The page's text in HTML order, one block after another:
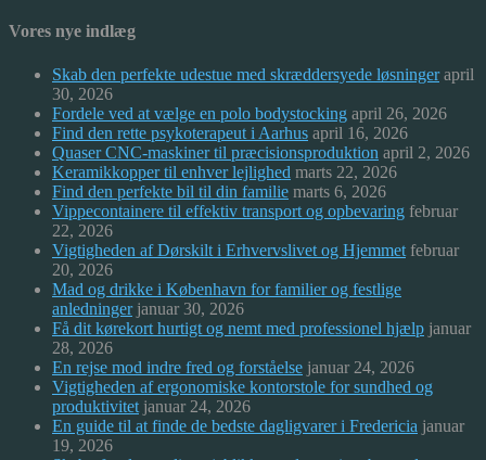
Vores nye indlæg
Skab den perfekte udestue med skræddersyede løsninger april
30, 2026
Fordele ved at vælge en polo bodystocking april 26, 2026
Find den rette psykoterapeut i Aarhus april 16, 2026
Quaser CNC-maskiner til præcisionsproduktion april 2, 2026
Keramikkopper til enhver lejlighed marts 22, 2026
Find den perfekte bil til din familie marts 6, 2026
Vippecontainere til effektiv transport og opbevaring februar
22, 2026
Vigtigheden af Dørskilt i Erhvervslivet og Hjemmet februar
20, 2026
Mad og drikke i København for familier og festlige
anledninger januar 30, 2026
Få dit kørekort hurtigt og nemt med professionel hjælp januar
28, 2026
En rejse mod indre fred og forståelse januar 24, 2026
Vigtigheden af ergonomiske kontorstole for sundhed og
produktivitet januar 24, 2026
En guide til at finde de bedste dagligvarer i Fredericia januar
19, 2026